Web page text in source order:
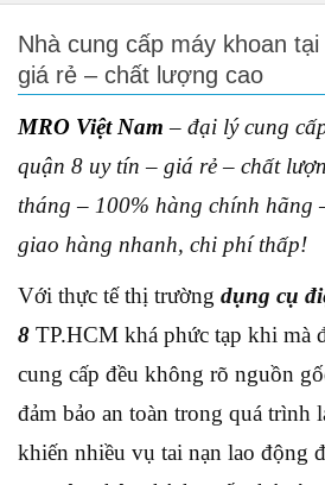
Nhà cung cấp máy khoan
giá rẻ – chất lượng cao
MRO Việt Nam – đại lý cung
quận 8 uy tín – giá rẻ – chất
tháng – 100% hàng chính hãng
giao hàng nhanh, chi phí thấp!
Với thực tế thị trường dụng cụ
8 TP.HCM khá phức tạp khi mà
cung cấp đều không rõ nguồn
đảm bảo an toàn trong quá trình
khiến nhiều vụ tai nạn lao động